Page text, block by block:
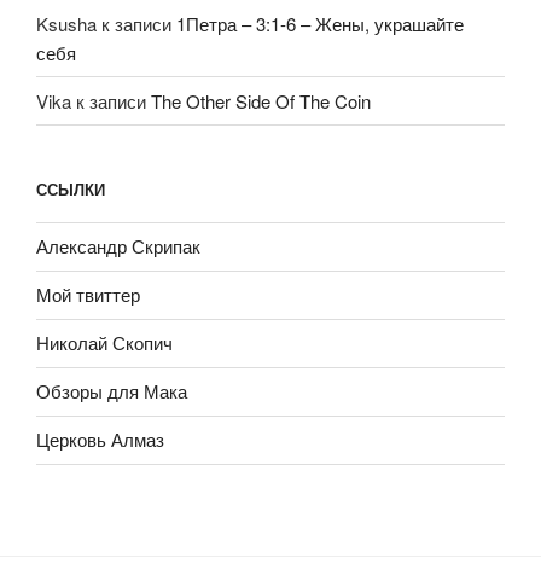
Ksusha к записи 1Петра – 3:1-6 – Жены, украшайте
себя
Vika к записиThe Other Side Of The Coin
ССЫЛКИ
Александр Скрипак
Мой твиттер
Николай Скопич
Обзоры для Мака
Церковь Алмаз